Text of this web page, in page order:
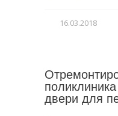
16.03.2018
двери для